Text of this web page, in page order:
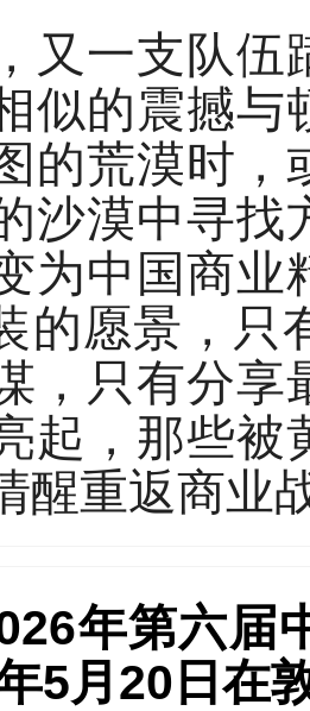
又一支队伍
似的震撼
的荒漠时
沙漠中寻找
为中国商
的愿景，只
，只有分享
起，那些
醒重返商业
年第六届
5月20日在